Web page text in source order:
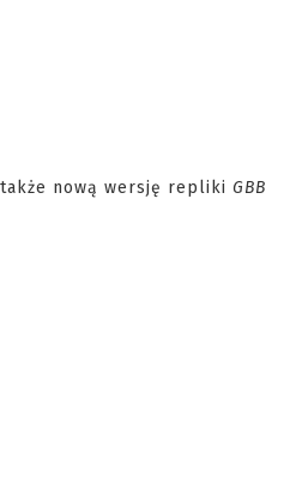
nową wersję repliki GBB